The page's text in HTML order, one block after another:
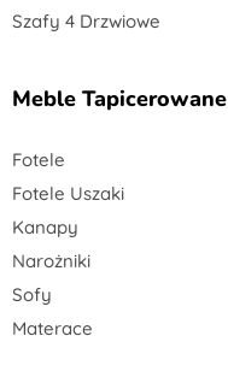
Szafy 4 Drzwiowe
Meble Tapicerowane
Fotele
Fotele Uszaki
Kanapy
Narożniki
Sofy
Materace